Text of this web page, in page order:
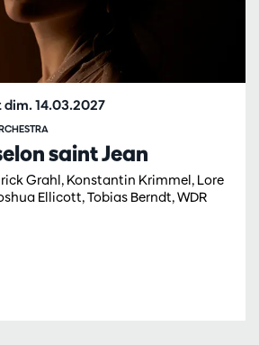
saint Jean
Grahl, Konstantin Krimmel, Lore
Ellicott, Tobias Berndt, WDR
dim. 14.03.2027